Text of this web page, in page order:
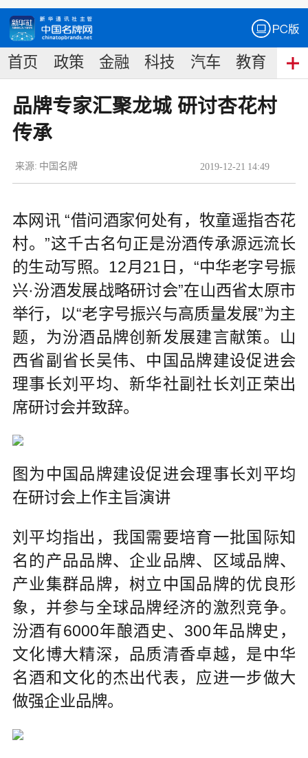
首页 政策 金融 科技 汽车 教育 食
品牌专家汇聚龙城 研讨杏花村
传承
2019-12-21 14:49
来源: 中国名牌
本网讯 “借问酒家何处有，牧童遥指杏花
村。”这千古名句正是汾酒传承源远流长
的生动写照。12月21日，“中华老字号振
兴·汾酒发展战略研讨会”在山西省太原市
举行，以“老字号振兴与高质量发展”为主
题，为汾酒品牌创新发展建言献策。山
西省副省长吴伟、中国品牌建设促进会
理事长刘平均、新华社副社长刘正荣出
席研讨会并致辞。
图为中国品牌建设促进会理事长刘平均
在研讨会上作主旨演讲
刘平均指出，我国需要培育一批国际知
名的产品品牌、企业品牌、区域品牌、
产业集群品牌，树立中国品牌的优良形
象，并参与全球品牌经济的激烈竞争。
汾酒有6000年酿酒史、300年品牌史，
文化博大精深，品质清香卓越，是中华
名酒和文化的杰出代表，应进一步做大
做强企业品牌。